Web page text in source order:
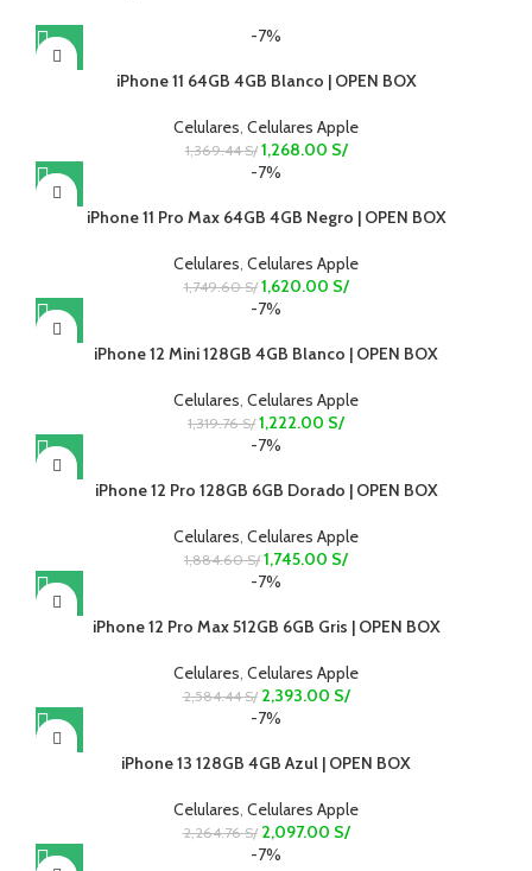
-7%
iPhone 11 64GB 4GB Blanco | OPEN BOX
Celulares, Celulares Apple
1,369.44S/ 1,268.00 S/
-7%
iPhone 11 Pro Max 64GB 4GB Negro | OPEN BOX
Celulares, Celulares Apple
1,749.60S/ 1,620.00 S/
-7%
iPhone 12 Mini 128GB 4GB Blanco | OPEN BOX
Celulares, Celulares Apple
1,319.76S/ 1,222.00 S/
-7%
iPhone 12 Pro 128GB 6GB Dorado | OPEN BOX
Celulares, Celulares Apple
1,884.60S/ 1,745.00 S/
-7%
iPhone 12 Pro Max 512GB 6GB Gris | OPEN BOX
Celulares, Celulares Apple
2,584.44S/ 2,393.00 S/
-7%
iPhone 13 128GB 4GB Azul | OPEN BOX
Celulares, Celulares Apple
2,264.76S/ 2,097.00 S/
-7%